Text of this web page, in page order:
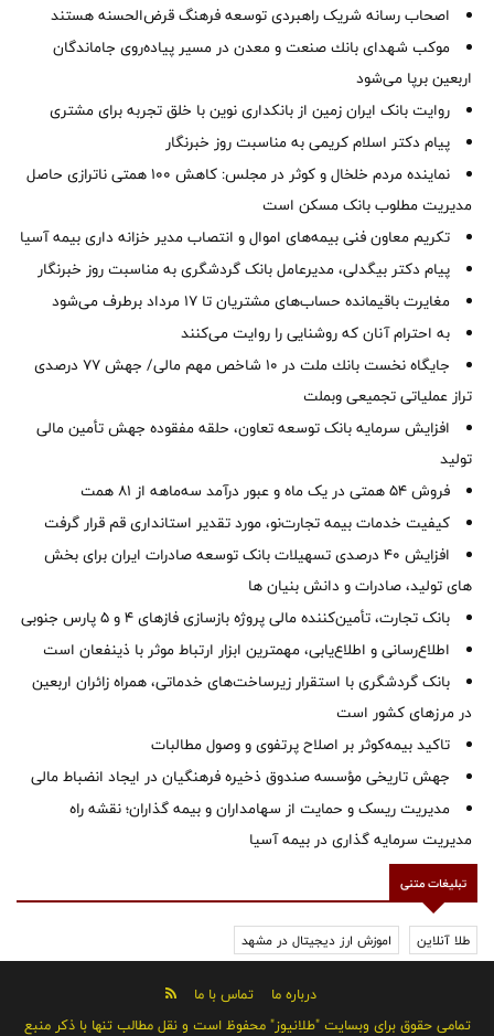
اصحاب رسانه شریک راهبردی توسعه فرهنگ قرض‌الحسنه هستند
موكب شهدای بانك صنعت و معدن در مسیر پیاده‌روی جاماندگان
اربعین برپا می‌شود
روایت بانک ایران زمین از بانکداری نوین با خلق تجربه برای مشتری
پیام دکتر اسلام کریمی به مناسبت روز خبرنگار
نماینده مردم خلخال و کوثر در مجلس: کاهش ۱۰۰ همتی ناترازی حاصل
مدیریت مطلوب بانک مسکن است
تکریم معاون فنی بیمه‌های اموال و انتصاب مدیر خزانه داری بیمه آسیا
پیام دکتر بیگدلی، مدیرعامل بانک گردشگری به مناسبت روز خبرنگار
مغایرت‌ باقیمانده حساب‌های مشتریان تا ۱۷ مرداد برطرف می‌شود
به احترام آنان که روشنایی را روایت می‌کنند
جایگاه نخست بانك ملت در 10 شاخص مهم مالی/ جهش 77 درصدی
تراز عملیاتی تجمیعی وبملت
افزایش سرمایه بانک توسعه تعاون، حلقه مفقوده جهش تأمین مالی
تولید
فروش 54 همتی در یک ماه و عبور درآمد سه‌ماهه از 81 همت
کیفیت خدمات بیمه تجارت‌نو، مورد تقدیر استانداری قم قرار گرفت
افزایش 40 درصدی تسهیلات بانک توسعه صادرات ایران برای بخش
های تولید، صادرات و دانش بنیان ها
بانک تجارت، تأمین‌کننده مالی پروژه بازسازی فازهای ۴ و ۵ پارس جنوبی
اطلاع‌رسانی و اطلاع‌یابی، مهمترین ابزار ارتباط موثر با ذینفعان است
بانک گردشگری با استقرار زیرساخت‌های خدماتی، همراه زائران اربعین
در مرزهای کشور است
تاکید بیمه‌کوثر بر اصلاح پرتفوی و وصول مطالبات ‌
جهش تاریخی مؤسسه صندوق ذخیره فرهنگیان در ایجاد انضباط مالی
مدیریت ریسک و حمایت از سهامداران و بیمه گذاران؛ نقشه راه
مدیریت سرمایه گذاری در بیمه آسیا
تبلیغات متنی
طلا آنلاین اموزش ارز دیجیتال در مشهد
درباره ما
تماس با ما
تمامی حقوق برای وبسایت "طلانیوز" محفوظ است و نقل مطالب تنها با ذکر منبع